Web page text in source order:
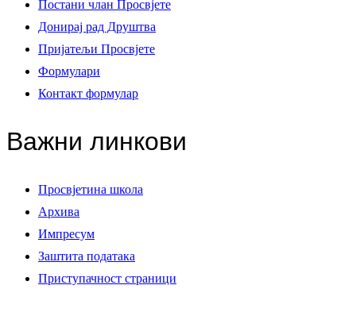
Постани члан Просвјете
Донирај рад Друштва
Пријатељи Просвјете
Формулари
Контакт формулар
Важни линкови
Просвјетина школа
Архива
Импресум
Заштита података
Приступачност страници